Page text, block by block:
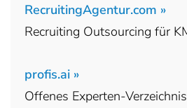
RecruitingAgentur.com »
Recruiting Outsourcing für
profis.ai »
Offenes Experten-